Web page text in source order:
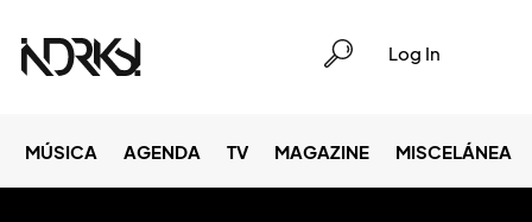
Log In
MÚSICA AGENDA TV MAGAZINE MISCELÁNEA